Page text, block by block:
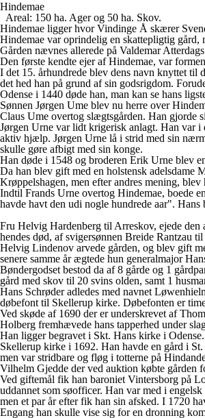
Hindemae
Areal: 150 ha. Ager og 50 ha. Skov.
Hindemae ligger hvor Vindinge Å skærer
Hindemae var oprindelig en skattepligtig gård,
Gården nævnes allerede på Valdemar
Den første kendte ejer af Hindemae, var
I det 15. århundrede blev dens navn knyttet
det hed han på grund af sin godsrigdom.
Odense i 1440 døde han, man kan se hans
Sønnen Jørgen Ume blev nu herre over
Claus Ume overtog slægtsgården. Han gjorde
Jørgen Urne var lidt krigerisk anlagt. Han var i
aktiv hjælp. Jørgen Urne lå i strid med sin
skulle gøre afbigt med sin konge.
Han døde i 1548 og broderen Erik Urne blev
Da han blev gift med en holstensk adelsdame
Krøppelshagen, men efter andres mening,
Indtil Frands Urne overtog Hindemae, boede
havde havt den udi nogle hundrede aar".
Fru Helvig Hardenberg til Arreskov, ejede den
hendes død, af svigersønnen Breide Rantzau
Helvig Lindenov arvede gården, og blev gift
senere samme år ægtede hun generalmajor
Bøndergodset bestod da af 8 gårde og 1
gård med skov til 20 svins olden, samt 1
Hans Schrøder adledes med navnet
døbefont til Skellerup kirke. Døbefonten er
Ved skøde af 1690 der er underskrevet af
Holberg fremhævede hans tapperhed under
Han ligger begravet i Skt. Hans kirke i
Skellerup kirke i 1692. Han havde en gård i
men var stridbare og fløg i totterne på
Vilhelm Gjedde der ved auktion købte gården
Ved giftemål fik han baroniet Vintersborg på
uddannet som søofficer. Han var med i
men et par år efter fik han sin afsked. I 1720
Engang han skulle vise sig for en dronning